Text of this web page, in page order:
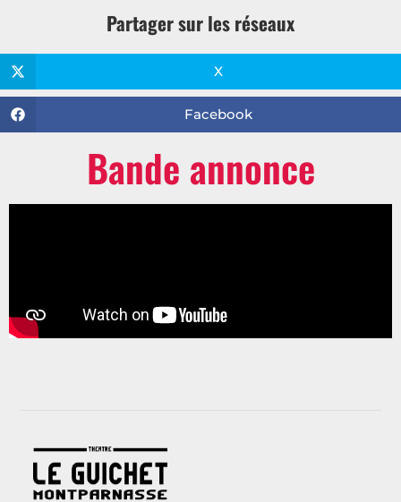
Partager sur les réseaux
X
Facebook
Bande annonce